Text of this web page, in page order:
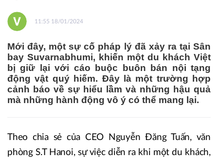
11:55 18/01/2024
Mới đây, một sự cố pháp lý đã xảy ra tại Sân
bay Suvarnabhumi, khiến một du khách Việt
bị giữ lại với cáo buộc buôn bán nội tạng
động vật quý hiếm. Đây là một trường hợp
cảnh báo về sự hiểu lầm và những hậu quả
mà những hành động vô ý có thể mang lại.
Theo chia sẻ của CEO Nguyễn Đăng Tuấn, văn
phòng S.T Hanoi, sự việc diễn ra khi một du khách,